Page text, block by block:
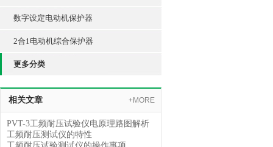
数字设定电动机保护器
2合1电动机综合保护器
更多分类
相关文章 +MORE
PVT-3工频耐压试验仪电原理路图解析
工频耐压测试仪的特性